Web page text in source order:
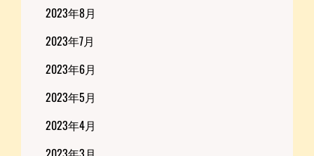
2023年8月
2023年7月
2023年6月
2023年5月
2023年4月